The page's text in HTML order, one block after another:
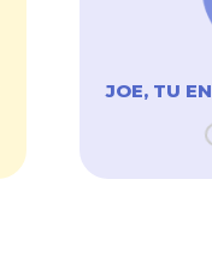
JOE, TU